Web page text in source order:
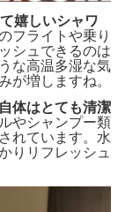
嬉しいシャワ
フライトや乗り
シュできるのは
な高温多湿な気
が増しますね。
体はとても清潔
やシャンプー類
れています。水
りリフレッシュ